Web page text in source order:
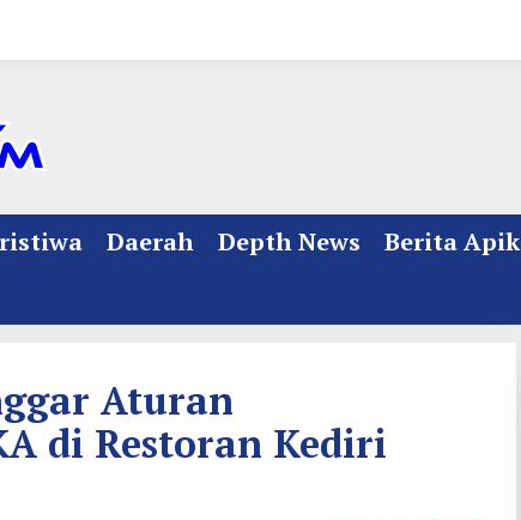
Daerah Depth News Berita Apik
Aturan
di Restoran Kediri